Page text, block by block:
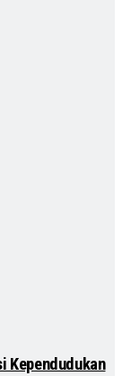
Kependudukan